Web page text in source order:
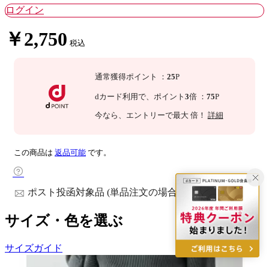
ログイン
￥2,750 税込
通常獲得ポイント ： 25P
dカード利用で、 ポイント 3倍 ： 75P
今なら 、エントリーで最大 倍！ 詳細
この商品は 返品可能 です。
ポスト投函対象品 (単品注文の場合)
サイズ・色を選ぶ
サイズガイド